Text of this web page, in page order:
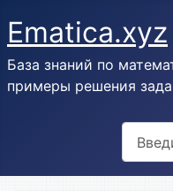
Ematica.xyz
База знаний по
примеры решения